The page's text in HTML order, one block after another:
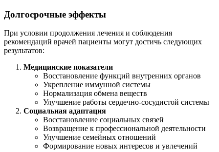
Долгосрочные эффекты
При условии продолжения лечения и соблюдения
рекомендаций врачей пациенты могут достичь следующих
результатов:
Медицинские показатели
Восстановление функций внутренних органов
Укрепление иммунной системы
Нормализация обмена веществ
Улучшение работы сердечно-сосудистой системы
Социальная адаптация
Восстановление социальных связей
Возвращение к профессиональной деятельности
Улучшение семейных отношений
Формирование новых интересов и увлечений